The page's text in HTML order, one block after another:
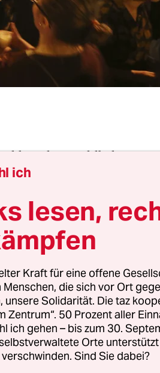
schon wohlbekannt:
Partei PiS (Recht und
gewann,
Danzig zu Tausenden auf
europäische Fahnen,
– sie demonstrieren
die Verschärfung des
gegen eine Justizreform,
polnischen Gerichte
alles schon gesehen,
Proteste sind anders, im
Auf einmal sind die
ich
lesen,
Kraft für eine offene
Menschen, die sich vor Ort
unsere Solidarität. Die taz
Zentrum“. 50 Prozent aller
ich gehen – bis zum 30.
Orte
Sind Sie dabei?